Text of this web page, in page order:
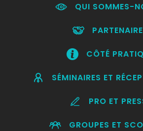
QUI SOMMES-
CÔTÉ
SÉMINAIRES ET
PRO ET
GROUPES ET